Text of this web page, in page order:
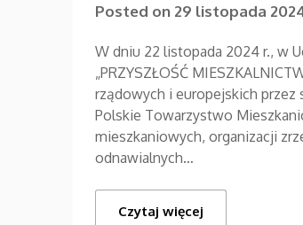
Posted on 29 listopada
W dniu 22 listopada 2024 r., w
„PRZYSZŁOŚĆ
rządowych i europejskich przez
Polskie Towarzystwo
mieszkaniowych, organizacji
odnawialnych…
Czytaj więcej